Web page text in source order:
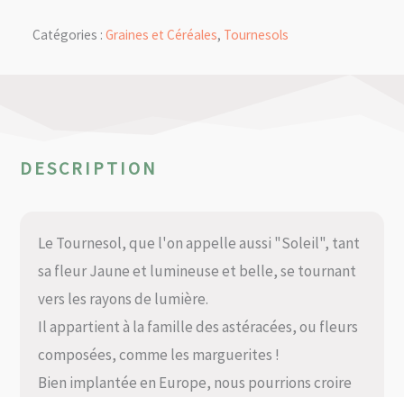
Catégories : Graines et Céréales, Tournesols
DESCRIPTION
Le Tournesol, que l'on appelle aussi "Soleil", tant
sa fleur Jaune et lumineuse et belle, se tournant
vers les rayons de lumière.
Il appartient à la famille des astéracées, ou fleurs
composées, comme les marguerites !
Bien implantée en Europe, nous pourrions croire